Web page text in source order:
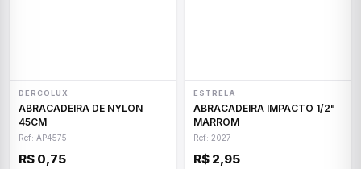
DERCOLUX
ABRACADEIRA DE NYLON
45CM
Ref: AP4575
R$ 0,75
ESTRELA
ABRACADEIRA IMPACTO 1/2"
MARROM
Ref: 2027
R$ 2,95